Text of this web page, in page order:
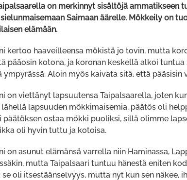
on merkinnyt sisältöjä ammatikseen
Saimaan äärelle. Mökkeily on
elämään.
kertoo haaveilleensa mökistä jo tovin, mutta
pääosin kotona, ja koronan keskellä alkoi
ympyrässä. Aloin myös kaivata sitä, että
on viettänyt lapsuutensa Taipalsaarella, joten
lapsuuden mökkimaisemia, päätös oli
päätöksen ostaa mökki puoliksi, sillä olimme
oli hyvin tuttu ja kotoisa.
on asunut elämänsä varrella niin Haminassa,
mutta Taipalsaari tuntuu hänestä eniten
se oli itsestäänselvyys, mutta nyt kun sen näkee,